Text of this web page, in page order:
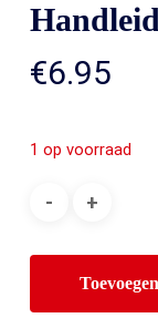
€6.95
1 op voorraad